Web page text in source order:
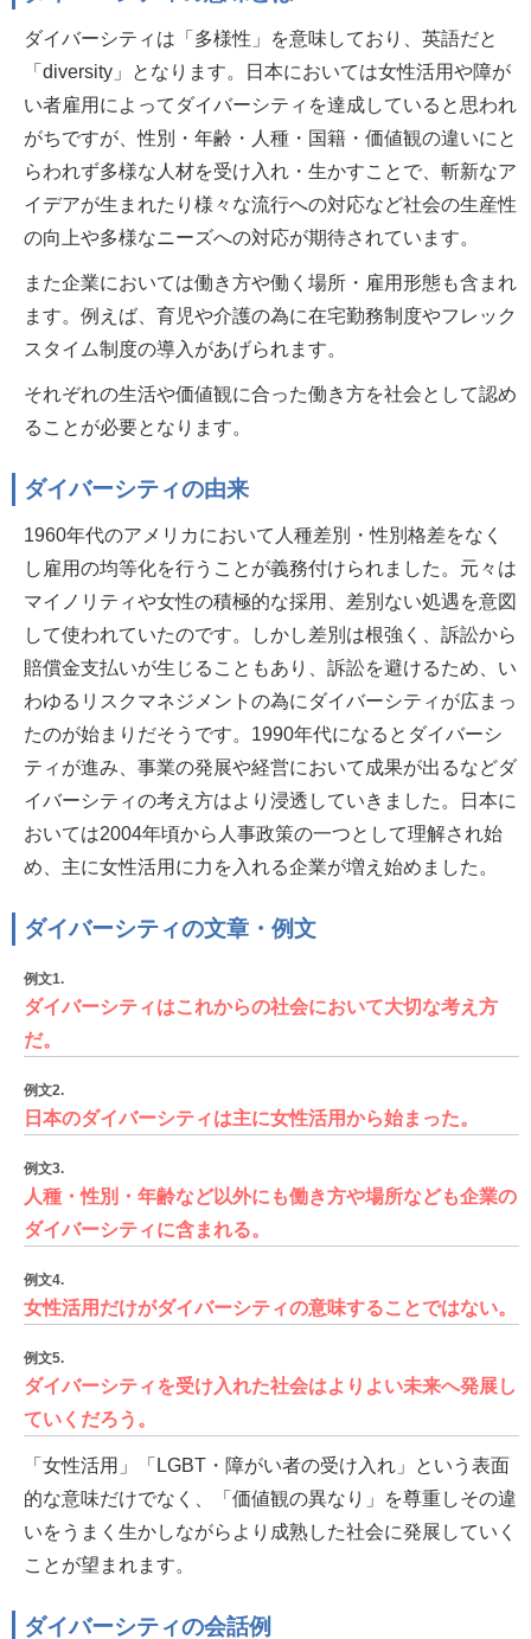
ダイバーシティは「多様性」を意味しており、英語だと
「diversity」となります。日本においては女性活用や障が
い者雇用によってダイバーシティを達成していると思われ
がちですが、性別・年齢・人種・国籍・価値観の違いにと
らわれず多様な人材を受け入れ・生かすことで、斬新なア
イデアが生まれたり様々な流行への対応など社会の生産性
の向上や多様なニーズへの対応が期待されています。
また企業においては働き方や働く場所・雇用形態も含まれ
ます。例えば、育児や介護の為に在宅勤務制度やフレック
スタイム制度の導入があげられます。
それぞれの生活や価値観に合った働き方を社会として認め
ることが必要となります。
ダイバーシティの由来
1960年代のアメリカにおいて人種差別・性別格差をなく
し雇用の均等化を行うことが義務付けられました。元々は
マイノリティや女性の積極的な採用、差別ない処遇を意図
して使われていたのです。しかし差別は根強く、訴訟から
賠償金支払いが生じることもあり、訴訟を避けるため、い
わゆるリスクマネジメントの為にダイバーシティが広まっ
たのが始まりだそうです。1990年代になるとダイバーシ
ティが進み、事業の発展や経営において成果が出るなどダ
イバーシティの考え方はより浸透していきました。日本に
おいては2004年頃から人事政策の一つとして理解され始
め、主に女性活用に力を入れる企業が増え始めました。
ダイバーシティの文章・例文
例文1.
ダイバーシティはこれからの社会において大切な考え方
だ。
例文2.
日本のダイバーシティは主に女性活用から始まった。
例文3.
人種・性別・年齢など以外にも働き方や場所なども企業の
ダイバーシティに含まれる。
例文4.
女性活用だけがダイバーシティの意味することではない。
例文5.
ダイバーシティを受け入れた社会はよりよい未来へ発展し
ていくだろう。
「女性活用」「LGBT・障がい者の受け入れ」という表面
的な意味だけでなく、「価値観の異なり」を尊重しその違
いをうまく生かしながらより成熟した社会に発展していく
ことが望まれます。
ダイバーシティの会話例